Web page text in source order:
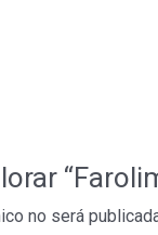
no será